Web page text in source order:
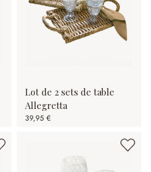
Lot de 2 sets de table
Allegretta
39,95 €